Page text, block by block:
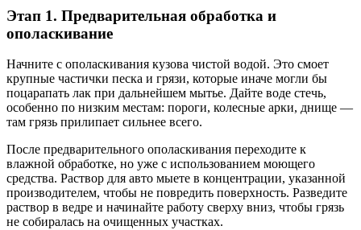
Этап 1. Предварительная обработка и
ополаскивание
Начните с ополаскивания кузова чистой водой. Это смоет
крупные частички песка и грязи, которые иначе могли бы
поцарапать лак при дальнейшем мытье. Дайте воде стечь,
особенно по низким местам: пороги, колесные арки, днище —
там грязь прилипает сильнее всего.
После предварительного ополаскивания переходите к
влажной обработке, но уже с использованием моющего
средства. Раствор для авто мыете в концентрации, указанной
производителем, чтобы не повредить поверхность. Разведите
раствор в ведре и начинайте работу сверху вниз, чтобы грязь
не собиралась на очищенных участках.